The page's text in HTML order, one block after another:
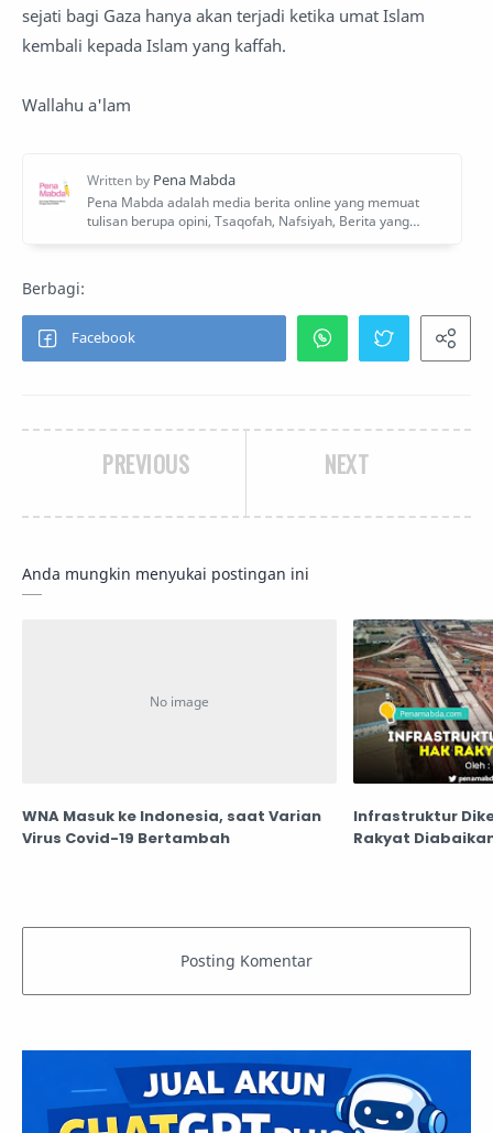
sejati bagi Gaza hanya akan terjadi ketika umat Islam
kembali kepada Islam yang kaffah.
Wallahu a'lam
NEXT
PREVIOUS
Anda mungkin menyukai postingan ini
WNA Masuk ke Indonesia, saat Varian
Virus Covid-19 Bertambah
Infrastruktur
Rakyat